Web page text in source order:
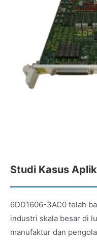
Studi Kasus
6DD1606-3AC0 telah
industri skala besar di
manufaktur dan